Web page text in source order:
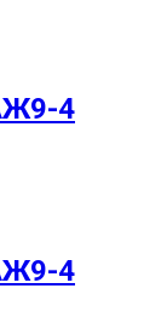
4
4